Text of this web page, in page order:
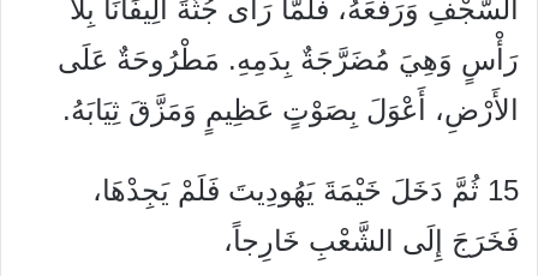
السَّجْفِ وَرَفَعَهُ، فَلَمَّا رَأَى جُثَّةَ أَلِيفَانَا بِلاَ
رَأْسٍ وَهِيَ مُضَرَّجَةٌ بِدَمِهِ. مَطْرُوحَةٌ عَلَى
الأَرْضِ، أَعْوَلَ بِصَوْتٍ عَظِيمٍ وَمَزَّقَ ثِيَابَهُ.
15 ثُمَّ دَخَلَ خَيْمَةَ يَهُودِيتَ فَلَمْ يَجِدْهَا،
فَخَرَجَ إِلَى الشَّعْبِ خَارِجاً،